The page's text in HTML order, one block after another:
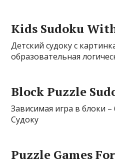
Kids Sudoku
Детский судоку с
образовательная
Block Puzzle
Зависимая игра в блоки
Судоку
Puzzle Games